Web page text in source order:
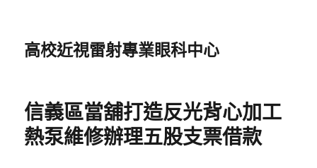
高校近視雷射專業眼科中心
信義區當舖打造反光背心加工
熱泵維修辦理五股支票借款